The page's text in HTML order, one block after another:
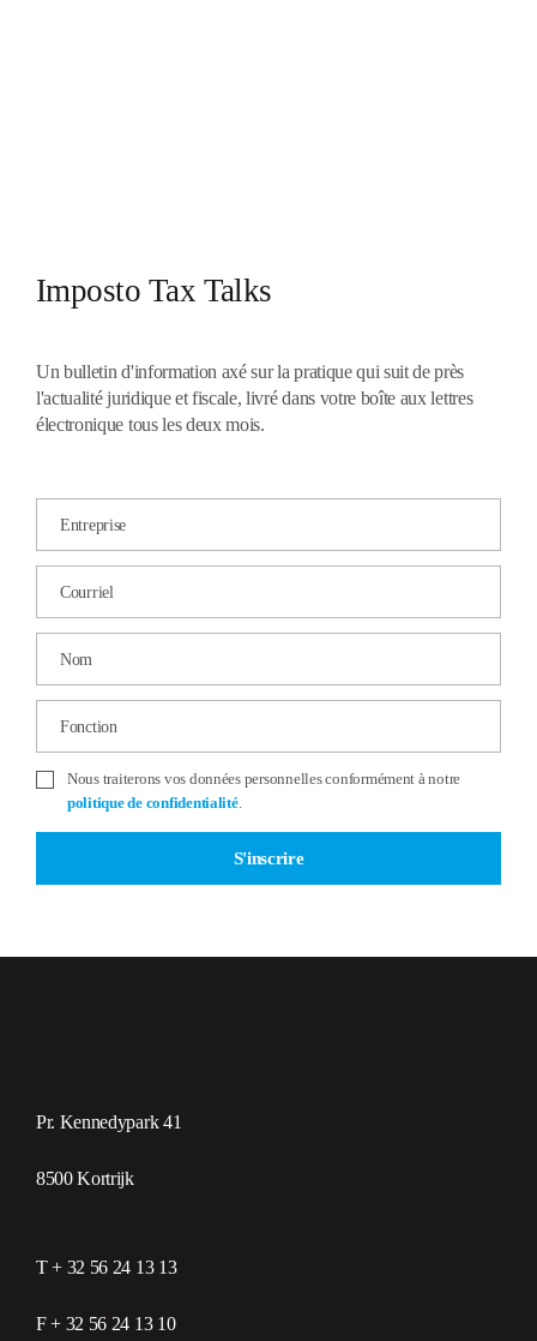
Imposto Tax Talks
Un bulletin d'information axé sur la pratique qui suit de près
l'actualité juridique et fiscale, livré dans votre boîte aux lettres
électronique tous les deux mois.
Entreprise
Courriel
Nom
Fonction
Nous traiterons vos données personnelles conformément à notre
politique de confidentialité.
S'inscrire
Pr. Kennedypark 41
8500 Kortrijk
T + 32 56 24 13 13
F + 32 56 24 13 10